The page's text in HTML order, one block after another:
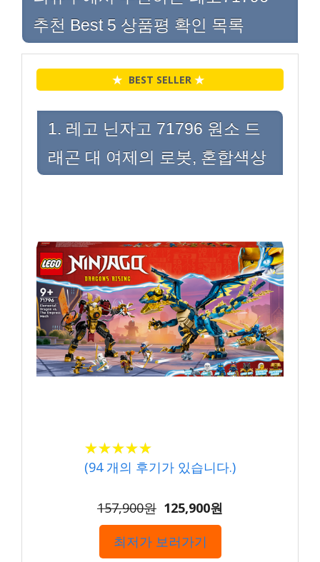
추천 Best 5 상품평 확인 목록
★ BEST SELLER ★
1. 레고 닌자고 71796 원소 드
래곤 대 여제의 로봇, 혼합색상
★★★★★
★★★★★
(94개의 후기가 있습니다.)
157,900원 125,900원
최저가 보러가기